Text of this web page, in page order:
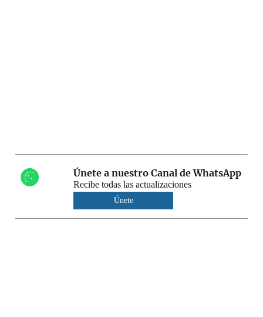
Únete a nuestro Canal de WhatsApp
Recibe todas las actualizaciones
Únete